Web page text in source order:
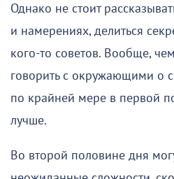
Однако не стоит
и намерениях, делиться
кого-то советов. Вообще,
говорить с окружающими о
по крайней мере в первой
лучше.
Во второй половине дня